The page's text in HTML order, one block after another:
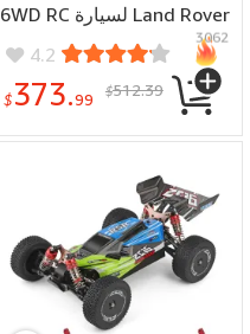
6WD RC لسيارة Land Rover
وDefender وRock Crawler
وشاحنة التسلق على الطرق
الوعرة ومصابيح LED
4.2
$373.99 $512.39
3062